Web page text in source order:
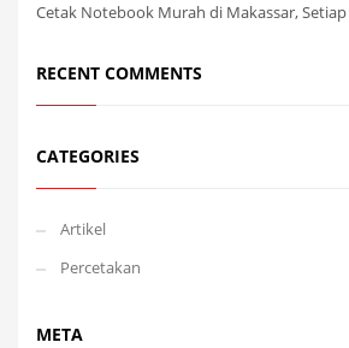
Cetak Notebook Murah di Makassar, Setiap
RECENT COMMENTS
CATEGORIES
Artikel
Percetakan
META